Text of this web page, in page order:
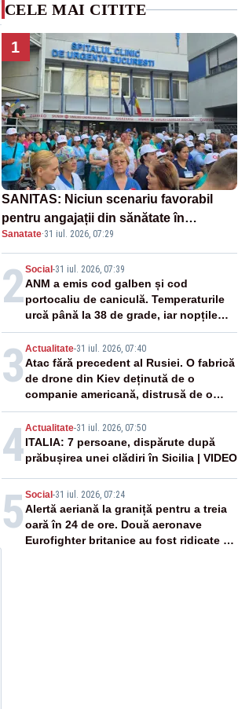
CELE MAI CITITE
1
SANITAS: Niciun scenariu favorabil
pentru angajații din sănătate în
proiectul Legii salarizării
Sanatate·31 iul. 2026, 07:29
2Social -31 iul. 2026, 07:39
ANM a emis cod galben și cod
portocaliu de caniculă. Temperaturile
urcă până la 38 de grade, iar nopțile
devin tropicale
3 Actualitate-31 iul. 2026, 07:40
Atac fără precedent al Rusiei. O fabrică
de drone din Kiev deținută de o
companie americană, distrusă de o
rachetă rusească
4Actualitate-31 iul. 2026, 07:50
ITALIA: 7 persoane, dispărute după
prăbușirea unei clădiri în Sicilia | VIDEO
5 Social -31 iul. 2026, 07:24
Alertă aeriană la graniță pentru a treia
oară în 24 de ore. Două aeronave
Eurofighter britanice au fost ridicate de